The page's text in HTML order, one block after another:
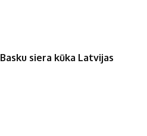
Basku siera kūka Latvijas